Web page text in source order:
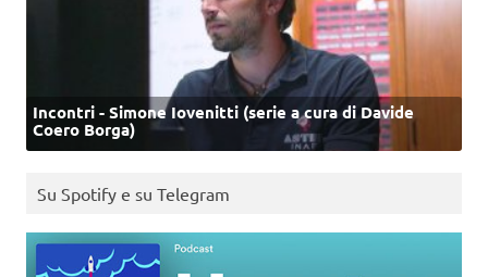
Incontri - Simone Iovenitti (serie a cura di Davide
Coero Borga)
Su Spotify e su Telegram